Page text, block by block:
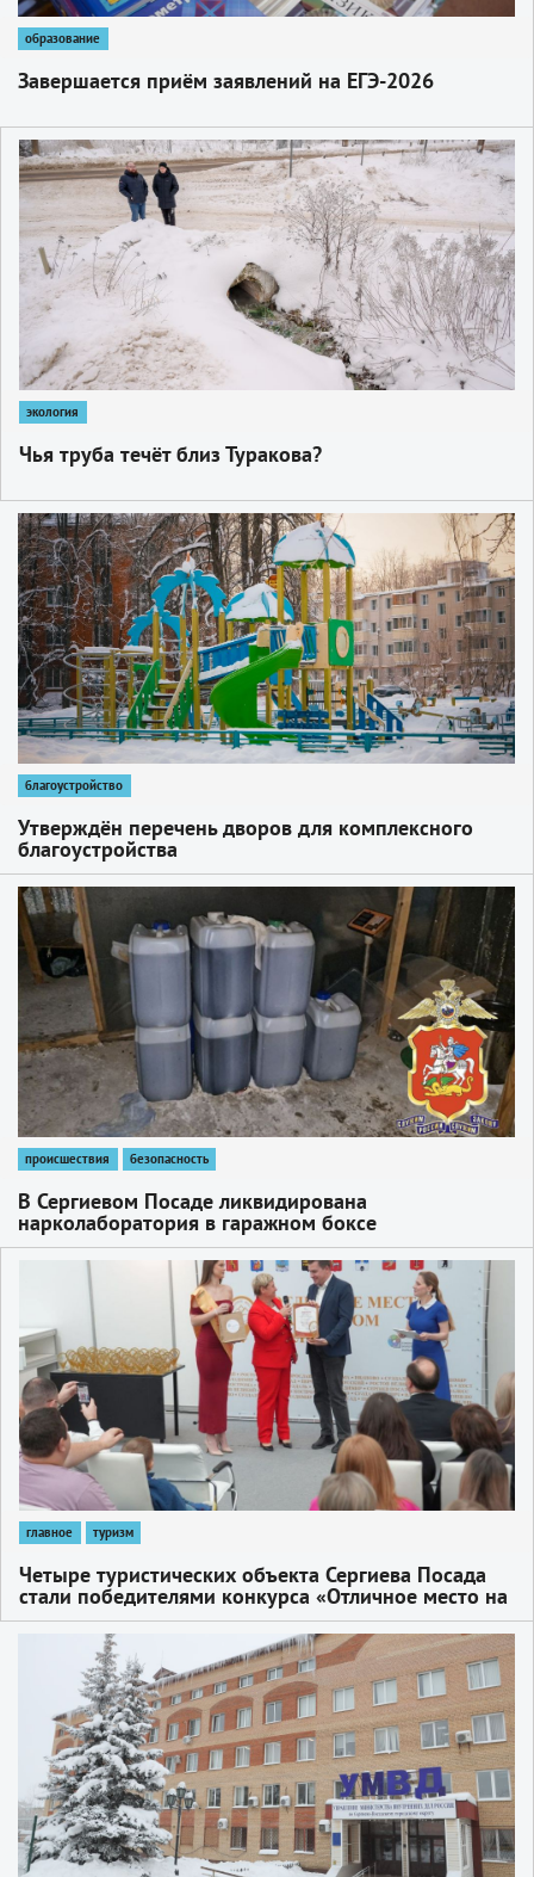
образование
Завершается приём заявлений на ЕГЭ-2026
1
экология
Чья труба течёт близ Туракова?
1
благоустройство
Утверждён перечень дворов для комплексного
благоустройства
1
происшествия безопасность
В Сергиевом Посаде ликвидирована
нарколаборатория в гаражном боксе
главное туризм
Четыре туристических объекта Сергиева Посада
стали победителями конкурса «Отличное место на
Золотом кольце России-2025»